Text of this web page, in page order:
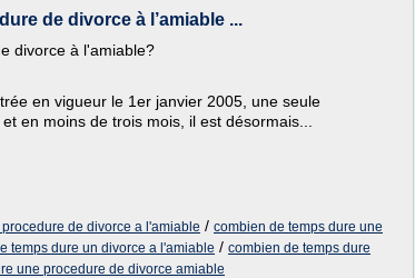
de divorce à l’amiable ...
divorce à l'amiable?
en vigueur le 1er janvier 2005, une seule
en moins de trois mois, il est désormais...
de divorce a l'amiable / combien de temps dure une
temps dure un divorce a l'amiable / combien de temps dure
une procedure de divorce amiable